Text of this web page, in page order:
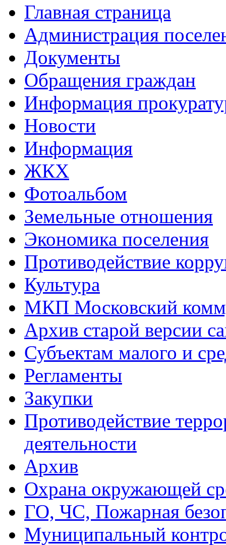
Главная страница
Администрация
Документы
Обращeния граждaн
Информация
Новости
Информация
ЖКХ
Фотоальбом
Земельные отношения
Экономика поселения
Противодействие
Культура
МКП Московский
Архив старой версии
Субъектам малого и
Регламенты
Закупки
Противодействие
деятельности
Архив
Охрана окружающей
ГО, ЧС, Пожарная
Муниципальный